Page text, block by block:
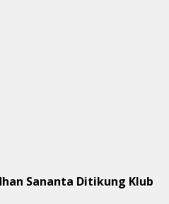
Sananta Ditikung Klub